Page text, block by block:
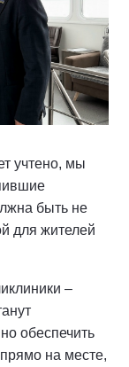
учтено, мы
быть не
для жителей
–
обеспечить
на месте,